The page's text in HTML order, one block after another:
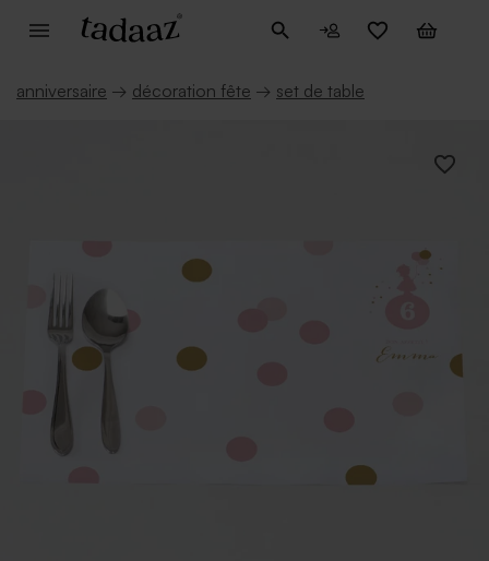
anniversaire → décoration fête → set de table